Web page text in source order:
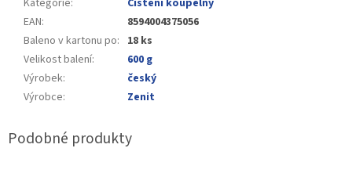
EAN:
8594004375056
Baleno v kartonu po: 18 ks
Velikost balení:
600 g
Výrobek:
český
Výrobce: Zenit